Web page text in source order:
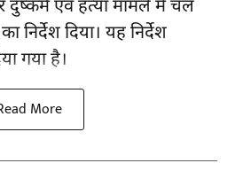
एवं हत्या मामलेमें चल
निर्देश दिया। यह निर्देश
गया है।
More